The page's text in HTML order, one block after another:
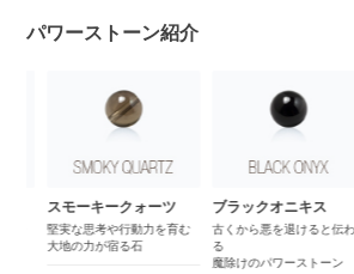
パワーストーン紹介
スモーキークォーツ
堅実な思考や行動力を育む
大地の力が宿る石
ブラックオニキス
古くから悪を退けると伝わ
魔除けのパワーストーン